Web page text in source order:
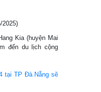
2025)
Kia (huyện Mai
đến du lịch cộng
tại TP Đà Nẵng sẽ